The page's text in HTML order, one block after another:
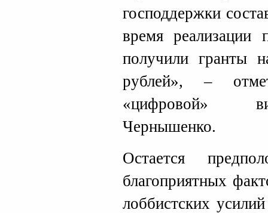
господдержки
время реализации
получили
рублей», –
«цифровой»
Чернышенко.
Остается
благоприятных
лоббистских